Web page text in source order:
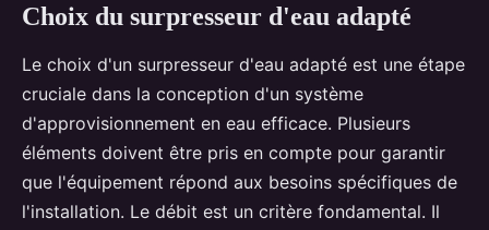
Choix du surpresseur d'eau adapté
Le choix d'un surpresseur d'eau adapté est une étape
cruciale dans la conception d'un système
d'approvisionnement en eau efficace. Plusieurs
éléments doivent être pris en compte pour garantir
que l'équipement répond aux besoins spécifiques de
l'installation. Le débit est un critère fondamental. Il